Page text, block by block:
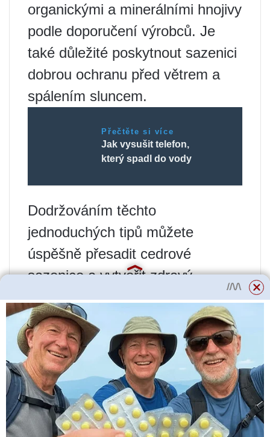
organickými a minerálními hnojivy
podle doporučení výrobců. Je
také důležité poskytnout sazenici
dobrou ochranu před větrem a
spálením sluncem.
Přečtěte si více
Jak vysušit telefon,
který spadl do vody
Dodržováním těchto
jednoduchých tipů můžete
úspěšně přesadit cedrové
sazenice a vytvořit zdravý,
krásný stojan. Pamatujte, že cedr
je cenný strom, který vyžaduje
péči a pozornost, ale dokonale
ozdobí vaši zahradu a stane se
skutečným vrcholem krajiny.
Příprava půdy pro
přesazování